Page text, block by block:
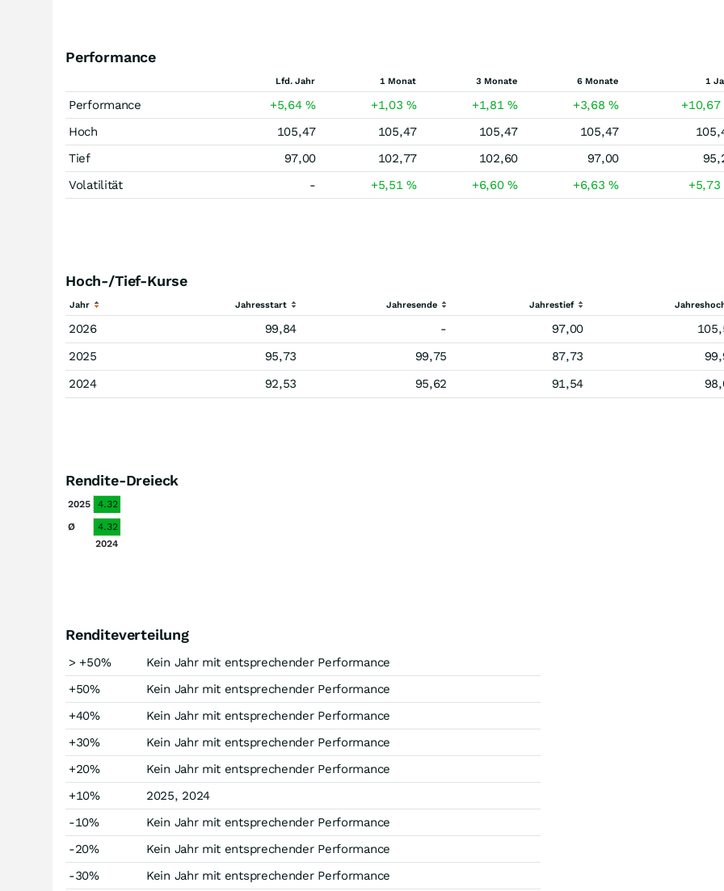
Performance
Lfd. Jahr 1 Monat 3 Monate 6 Monate 1
Performance +5,64% +1,03% +1,81% +3,68% +10,67
Hoch
105,47 105,47 105,47 105,47
Tief
97,00 102,77 102,60 97,00
Volatilität
- +5,51% +6,60% +6,63% +5,73
Hoch-/Tief-Kurse
Jahr Jahresstart Jahresende Jahrestief
2026 99,84 - 97,00
2025
95,73 99,75 87,73
2024
92,53 95,62 91,54
Rendite-Dreieck
2025
4.32
Ø
4.32
2024
Renditeverteilung
> +50%
Kein Jahr mit entsprechender Performance
+50%
Kein Jahr mit entsprechender Performance
+40%
Kein Jahr mit entsprechender Performance
+30%
Kein Jahr mit entsprechender Performance
+20%
Kein Jahr mit entsprechender Performance
+10%
2025, 2024
-10%
Kein Jahr mit entsprechender Performance
-20%
Kein Jahr mit entsprechender Performance
-30%
Kein Jahr mit entsprechender Performance